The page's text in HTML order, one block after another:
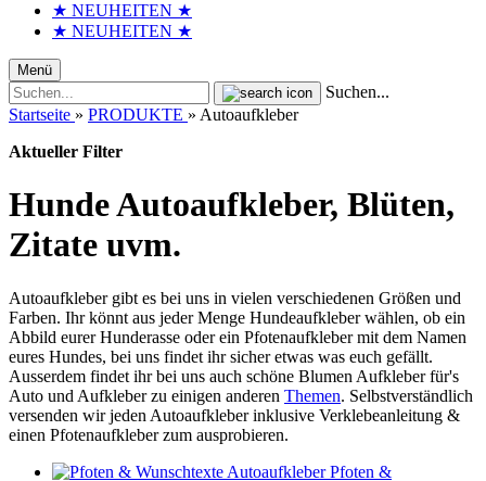
★ NEUHEITEN ★
★ NEUHEITEN ★
Menü
Suchen...
Startseite » PRODUKTE » Autoaufkleber
Aktueller Filter
Hunde Autoaufkleber, Blüten,
Zitate uvm.
Autoaufkleber gibt es bei uns in vielen verschiedenen Größen und
Farben. Ihr könnt aus jeder Menge Hundeaufkleber wählen, ob ein
Abbild eurer Hunderasse oder ein Pfotenaufkleber mit dem Namen
eures Hundes, bei uns findet ihr sicher etwas was euch gefällt.
Ausserdem findet ihr bei uns auch schöne Blumen Aufkleber für's
Auto und Aufkleber zu einigen anderen Themen. Selbstverständlich
versenden wir jeden Autoaufkleber inklusive Verklebeanleitung &
einen Pfotenaufkleber zum ausprobieren.
Pfoten &